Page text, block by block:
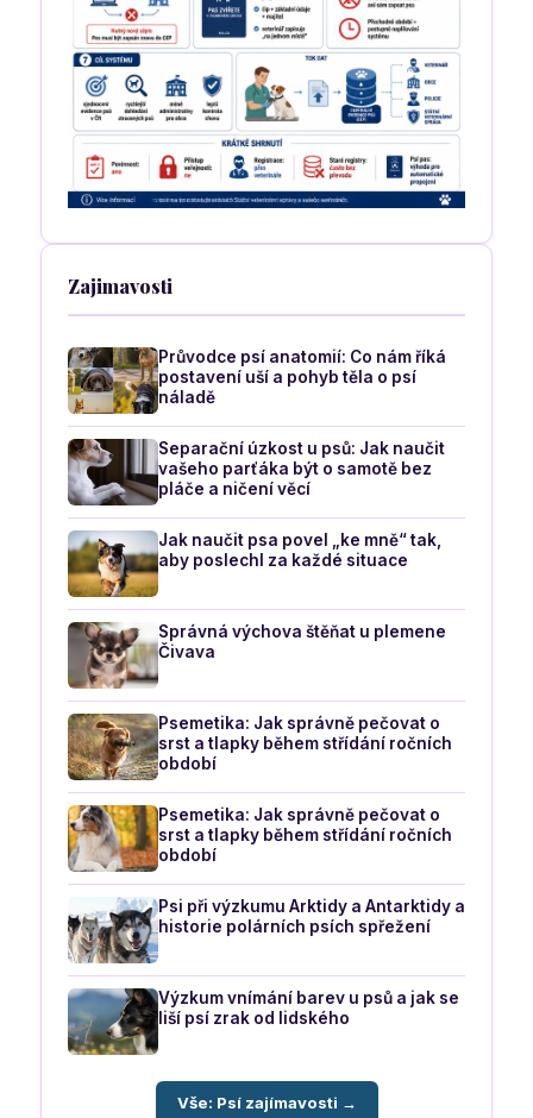
Zajimavosti
Průvodce psí anatomií: Co nám říká
postavení uší a pohyb těla o psí
náladě
Separační úzkost u psů: Jak naučit
vašeho parťáka být o samotě bez
pláče a ničení věcí
Jak naučit psa povel „ke mně“ tak,
aby poslechl za každé situace
Správná výchova štěňat u plemene
Čivava
Psemetika: Jak správně pečovat o
srst a tlapky během střídání ročních
období
Psemetika: Jak správně pečovat o
srst a tlapky během střídání ročních
období
Psi při výzkumu Arktidy a Antarktidy a
historie polárních psích spřežení
Výzkum vnímání barev u psů a jak se
liší psí zrak od lidského
Vše: Psí zajímavosti →